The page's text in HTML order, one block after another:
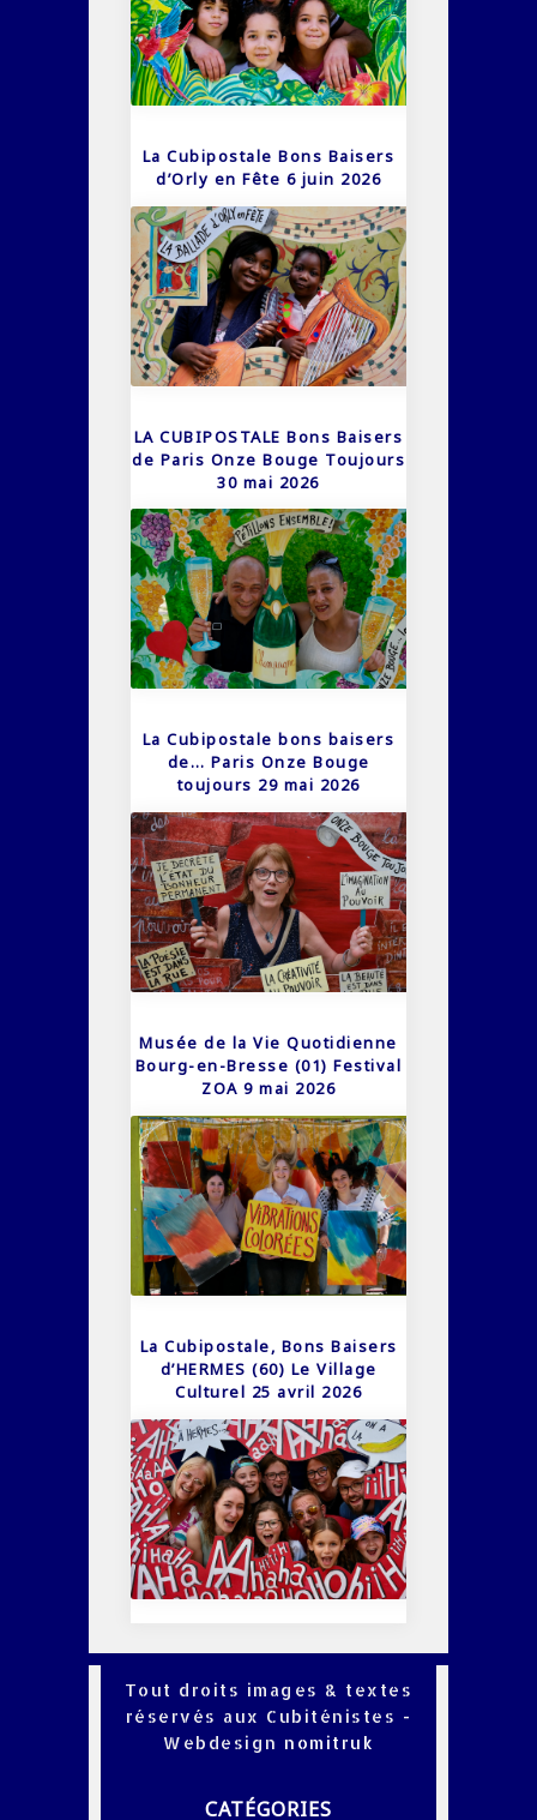
La Cubipostale Bons Baisers
d’Orly en Fête 6 juin 2026
LA CUBIPOSTALE Bons Baisers
de Paris Onze Bouge Toujours
30 mai 2026
La Cubipostale bons baisers
de… Paris Onze Bouge
toujours 29 mai 2026
Musée de la Vie Quotidienne
Bourg-en-Bresse (01) Festival
ZOA 9 mai 2026
La Cubipostale, Bons Baisers
d’HERMES (60) Le Village
Culturel 25 avril 2026
Tout droits images & textes
réservés aux Cubiténistes -
Webdesign nomitruk
CATÉGORIES